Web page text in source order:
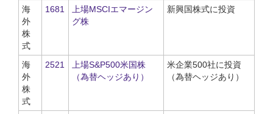
海
外
株
式
1681
上場MSCIエマージン
グ株
新興国株式に投資
海
外
株
式
2521
上場S&P500米国株
（為替ヘッジあり）
米企業500社に投資
（為替ヘッジあり）